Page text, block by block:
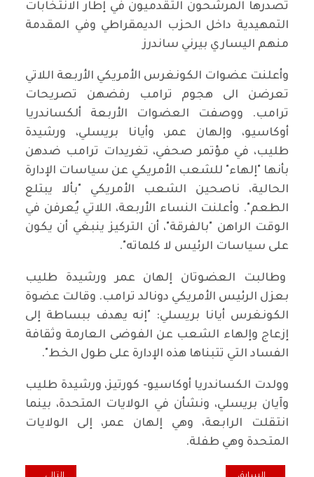
تصدرها المرشحون التقدميون في إطار الانتخابات
التمهيدية داخل الحزب الديمقراطي وفي المقدمة
منهم اليساري بيرني ساندرز
وأعلنت عضوات الكونغرس الأمريكي الأربعة اللاتي
تعرضن الى هجوم ترامب رفضهن تصريحات
ترامب. ووصفت العضوات الأربعة ألكساندريا
أوكاسيو، وإلهان عمر، وأيانا بريسلي، ورشيدة
طليب، في مؤتمر صحفي، تغريدات ترامب ضدهن
بأنها "إلهاء" للشعب الأمريكي عن سياسات الإدارة
الحالية، ناصحين الشعب الأمريكي "بألا يبتلع
الطعم". وأعلنت النساء الأربعة، اللاتي يُعرفن في
الوقت الراهن "بالفرقة"، أن التركيز ينبغي أن يكون
على سياسات الرئيس لا كلماته".
وطالبت العضوتان إلهان عمر ورشيدة طليب
بعزل الرئيس الأمريكي دونالد ترامب. وقالت عضوة
الكونغرس أيانا بريسلي: "إنه يهدف ببساطة إلى
إزعاج وإلهاء الشعب عن الفوضى العارمة وثقافة
الفساد التي تتبناها هذه الإدارة على طول الخط".
وولدت الكساندريا أوكاسيو- كورتيز، ورشيدة طليب
وآيان بريسلي، ونشأن في الولايات المتحدة، بينما
انتقلت الرابعة، وهي إلهان عمر، إلى الولايات
المتحدة وهي طفلة.